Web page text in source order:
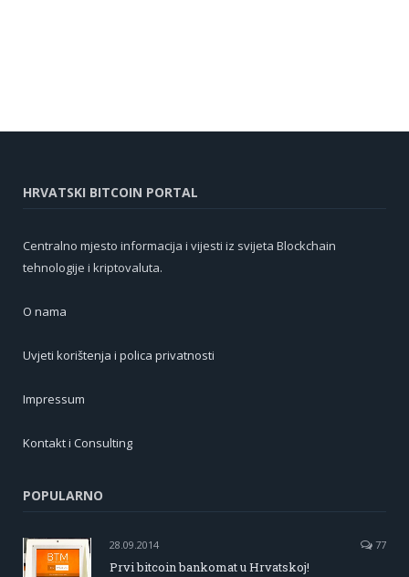
HRVATSKI BITCOIN PORTAL
Centralno mjesto informacija i vijesti iz svijeta Blockchain
tehnologije i kriptovaluta.
O nama
Uvjeti korištenja i polica privatnosti
Impressum
Kontakt i Consulting
POPULARNO
28.09.2014 77
Prvi bitcoin bankomat u Hrvatskoj!